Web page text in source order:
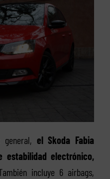
el Skoda Fabia
electrónico,
incluye 6 airbags,